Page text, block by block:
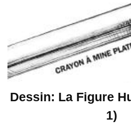
Dessin: La Figure
1)